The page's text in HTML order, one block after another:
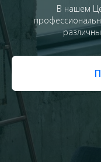
В нашем